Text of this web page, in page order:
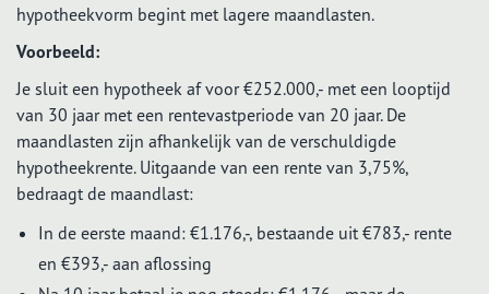
hypotheekvorm begint met lagere maandlasten.
Voorbeeld:
Je sluit een hypotheek af voor €252.000,- met een looptijd
van 30 jaar met een rentevastperiode van 20 jaar. De
maandlasten zijn afhankelijk van de verschuldigde
hypotheekrente. Uitgaande van een rente van 3,75%,
bedraagt de maandlast:
In de eerste maand: €1.176,-, bestaande uit €783,- rente
en €393,- aan aflossing